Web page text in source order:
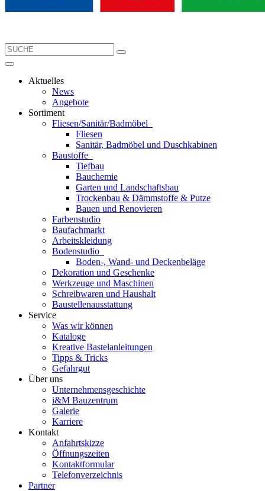
Aktuelles
News
Angebote
Sortiment
Fliesen/Sanitär/Badmöbel
Fliesen
Sanitär, Badmöbel und Duschkabinen
Baustoffe
Tiefbau
Bauchemie
Garten und Landschaftsbau
Trockenbau & Dämmstoffe & Putze
Bauen und Renovieren
Farbenstudio
Baufachmarkt
Arbeitskleidung
Bodenstudio
Boden-, Wand- und Deckenbeläge
Dekoration und Geschenke
Werkzeuge und Maschinen
Schreibwaren und Haushalt
Baustellenausstattung
Service
Was wir können
Kataloge
Kreative Bastelanleitungen
Tipps & Tricks
Gefahrgut
Über uns
Unternehmensgeschichte
i&M Bauzentrum
Galerie
Karriere
Kontakt
Anfahrtskizze
Öffnungszeiten
Kontaktformular
Telefonverzeichnis
Partner